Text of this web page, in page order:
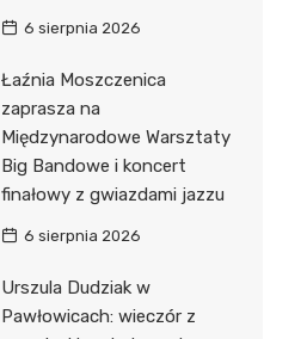
6 sierpnia 2026
Łaźnia Moszczenica
zaprasza na
Międzynarodowe Warsztaty
Big Bandowe i koncert
finałowy z gwiazdami jazzu
6 sierpnia 2026
Urszula Dudziak w
Pawłowicach: wieczór z